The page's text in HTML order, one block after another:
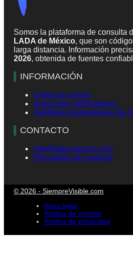
Somos la plataforma de consulta
LADA de México, que son
larga distancia. Información
2026, obtenida de fuentes
INFORMACIÓN
Todas las claves
Acerca de LADA México
Teléfonos sospechosos de
CONTACTO
info@lada-mexico.com
Formulario de contacto
© 2026 - SiempreVisible.com
Aviso legal
Política de cookies
Política de privacidad